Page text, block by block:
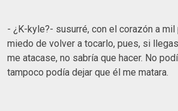
- ¿K-kyle?- susurré, con el corazón a mil
miedo de volver a tocarlo, pues, si
me atacase, no sabría que hacer. No
tampoco podía dejar que él me matara.